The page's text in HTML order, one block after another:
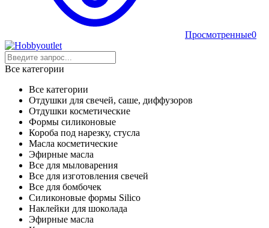
Просмотренные0
Все категории
Все категории
Отдушки для свечей, саше, диффузоров
Отдушки косметические
Формы силиконовые
Короба под нарезку, стусла
Масла косметические
Эфирные масла
Все для мыловарения
Все для изготовления свечей
Все для бомбочек
Силиконовые формы Silico
Наклейки для шоколада
Эфирные масла